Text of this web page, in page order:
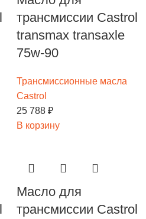
трансмиссии Castrol
transmax transaxle
75w-90
Трансмиссионные масла
Castrol
25 788 ₽
В корзину
Масло для
трансмиссии Castrol